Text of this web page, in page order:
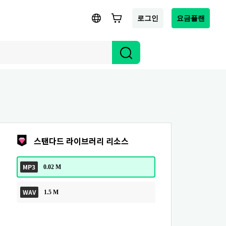
로그인 요금플랜
스탠다드 라이브러리 리소스
MP3 0.02 M
WAV 1.5 M